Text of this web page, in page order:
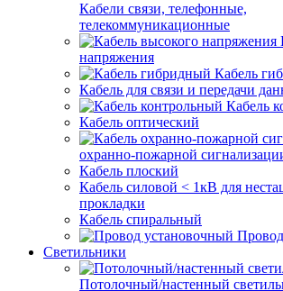
Кабели связи, телефонные,
телекоммуникационные
напряжения
Кабель
Кабель для связи и передачи
Кабель
Кабель оптический
охранно-пожарной
Кабель плоский
Кабель силовой < 1кВ для
прокладки
Кабель спиральный
Светильники
Потолочный/настенный